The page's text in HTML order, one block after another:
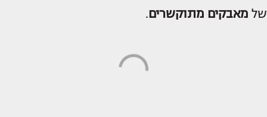
של מאבקים מתוקשרים.